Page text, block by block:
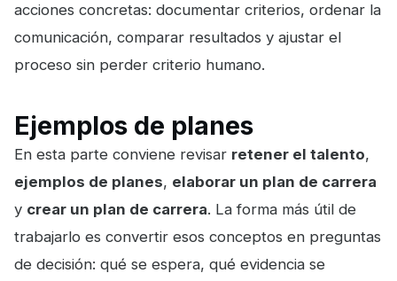
acciones concretas: documentar criterios, ordenar la
comunicación, comparar resultados y ajustar el
proceso sin perder criterio humano.
Ejemplos de planes
En esta parte conviene revisar retener el talento,
ejemplos de planes, elaborar un plan de carrera
y crear un plan de carrera. La forma más útil de
trabajarlo es convertir esos conceptos en preguntas
de decisión: qué se espera, qué evidencia se